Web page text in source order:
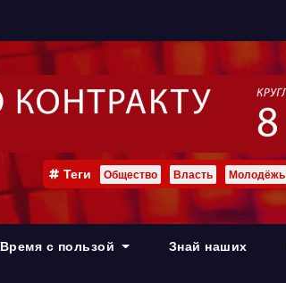
Теги Общество Власть Молодёжь
Время с пользой Знай наших